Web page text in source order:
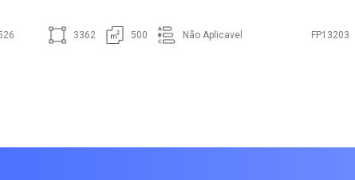
3362 500 Não Aplicavel FP13203